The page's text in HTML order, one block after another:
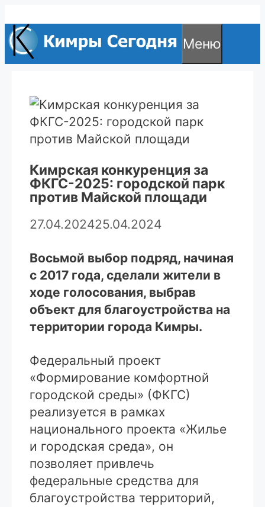
к
содержимому
Меню
Кимрская конкуренция за
ФКГС-2025: городской парк
против Майской площади
27.04.202425.04.2024
Восьмой выбор подряд, начиная
с 2017 года, сделали жители в
ходе голосования, выбрав
объект для благоустройства на
территории города Кимры.
Федеральный проект
«Формирование комфортной
городской среды» (ФКГС)
реализуется в рамках
национального проекта «Жилье
и городская среда», он
позволяет привлечь
федеральные средства для
благоустройства территорий,